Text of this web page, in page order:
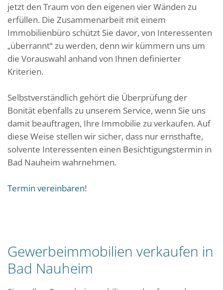
jetzt den Traum von den eigenen vier Wänden zu
erfüllen. Die Zusammenarbeit mit einem
Immobilienbüro schützt Sie davor, von Interessenten
„überrannt“ zu werden, denn wir kümmern uns um
die Vorauswahl anhand von Ihnen definierter
Kriterien.
Selbstverständlich gehört die Überprüfung der
Bonität ebenfalls zu unserem Service, wenn Sie uns
damit beauftragen, Ihre Immobilie zu verkaufen. Auf
diese Weise stellen wir sicher, dass nur ernsthafte,
solvente Interessenten einen Besichtigungstermin in
Bad Nauheim wahrnehmen.
Termin vereinbaren!
Gewerbeimmobilien verkaufen in
Bad Nauheim